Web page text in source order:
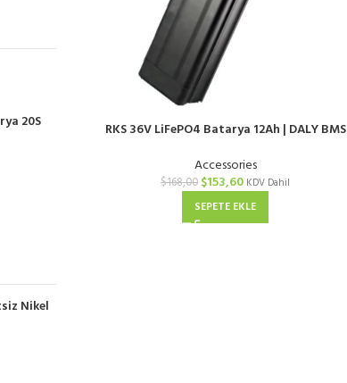
20S
Nikel
RKS 36V LiFePO4 Batarya 12Ah | DALY BMS
Accessories
$168,00 $153,60 KDV Dahil
SEPETE EKLE